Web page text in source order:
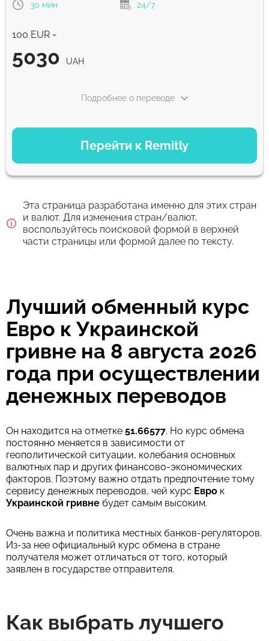
5166.58
лучший курс обмена
30 мин 24/7
100 EUR =
5030 UAH
Перейти к Remitly
Подробнее о переводе
ВАРИАНТЫ ОПЛАТЫ
5030 UAH 30 мин
Экономный
4989 UAH
Эта страница разработана именно для этих стран
и валют. Для изменения стран/валют,
воспользуйтесь поисковой формой в верхней
части страницы или формой далее по тексту.
Лучший обменный курс
Евро к Украинской
гривне на 8 августа 2026
года при осуществлении
денежных переводов
Он находится на отметке 51.66577. Но курс обмена
постоянно меняется в зависимости от
геополитической ситуации, колебания основных
валютных пар и других финансово-экономических
факторов. Поэтому важно отдать предпочтение тому
сервису денежных переводов, чей курс Евро к
Украинской гривне будет самым высоким.
Очень важна и политика местных банков-регуляторов.
Из-за нее официальный курс обмена в стране
получателя может отличаться от того, который
заявлен в государстве отправителя.
Как выбрать лучшего